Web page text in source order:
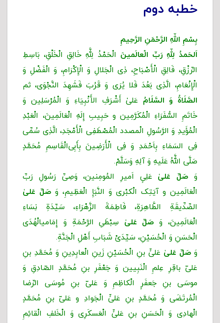
خطبه دوم
بِسْمِ اللّهِ الرَّحْمَنِ الرَّحِیمِ
اَلحَمدُ لِلّهِ رَبِّ الْعالَمینَ الْحَمْدُ لِلَّهِ خَالِقِ الْخَلْقِ، بَاسِطِ
الرِّزْقِ، فَالِقِ الْأَصْبَاحِ، ذِی الْجَلالِ وَ الْإِکْرَامِ، وَ الْفَضْلِ وَ
الْإِنْعَامِ، الَّذِی بَعُدَ فَلا یُرَى وَ قَرُبَ فَشَهِدَ النَّجْوَى، ثم
الصَّلَاةُ وَ السَّلَامُ عَلیٰ أَشْرَفِ الأَنْبِیَاءِ وَ الْمُرْسَلِین وَ
خَاتَمِ السُّفَرَاءِ الْمُکَرَّمِین و حَبِیبِ إِلَهِ الْعَالَمِینَ، الْعَبْدِ
الْمُؤَیدِ وَ الرَّسُولِ الْمصدد الْمُصْطَفِی الْأَمْجَدِ، الَّذِی سُمِّی
فِی السَمَاءِ بِاَحْمَدِ وَ فِی الْأَرَضِینَ بِأَبِی‌الْقَاسِمِ مُحَمَّدٍ
صَلَّى اللَّهُ عَلَیهِ وَ آلِهِ وَسَلَّمْ.
وَ صَلِّ عَلیٰ عَلِیٍ اَمیرِ المُومِنین، وَصِیِّ رَسُولِ رَبِّ
الْعَالَمِین و آیَتِک الْکبْرى وَ النَّبَإِ الْعَظِیمِ، وَ صَلِّ عَلیٰ
الصِّدِّیقَةِ الطَّاهِرَةِ، فَاطِمَةَ الزَّهْرَاءِ، سَیِّدَةِ نِسَاءِ
الْعَالَمِینَ، وَ صَلِّ عَلیٰ سِبْطَیِ الرَّحْمَةِ وَ إِمَامی‏‏الْهُدَى
الْحَسَنِ وَ الْحُسَیْنِ، سَیِّدَیْ شَبَابِ أَهْلِ الْجَنَّةِ.
وَصَلِّ عَلیٰ عَلىٍّ بنِ الْحُسَیْنِ زَینِ ‌الْعابِدِینِ وَ مُحَمَّدِ بنِ
عَلىّ باقِرِ عِلمِ الْنَبِیین وَ جَعْفَرِ بنِ مُحَمَّدٍ الصّادِقِ وَ
موسَی بنِ جَعفَرٍ الْکاظِمِ وَ عَلىّ بنِ مُوسَی الرِّضا
الْمُرتَضَی وَ مُحَمَّدٍ بنِ عَلىٍّ الْجَوادِ و عَلىّ‌ بنِ‌ مُحَمَّدٍ
الْهادِی وَ الْحَسَنِ بنِ عَلىٍّ الْعَسکَرِی وَ الْخَلفِ الْقائِمِ